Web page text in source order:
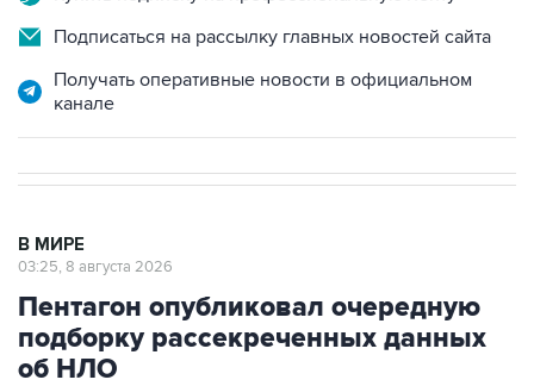
Получать оперативные новости в официальном
Пентагон опубликовал очередную
подборку рассекреченных данных
об НЛО
Москва. 8 августа. INTERFAX.RU - Пентагон